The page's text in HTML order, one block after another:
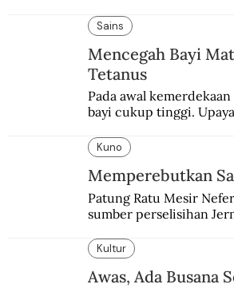
pembalasan.
Sains
Mencegah Bayi
Tetanus
Pada awal
bayi cukup tinggi.
Kuno
Memperebutkan
Patung Ratu Mesir
sumber perselisihan
Kultur
Awas, Ada Busana